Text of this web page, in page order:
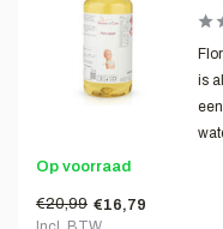
is
een
Op voorraad
€20,99 €16,79